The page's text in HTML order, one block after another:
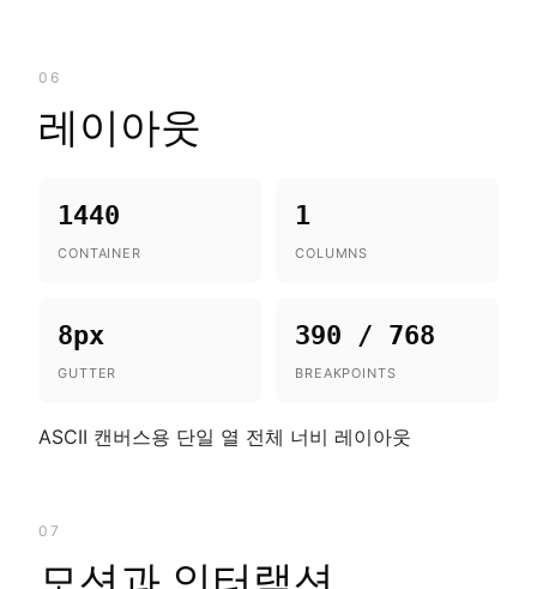
06
레이아웃
1440
CONTAINER
1
COLUMNS
8px
GUTTER
390 / 768
BREAKPOINTS
ASCII 캔버스용 단일 열 전체 너비 레이아웃
07